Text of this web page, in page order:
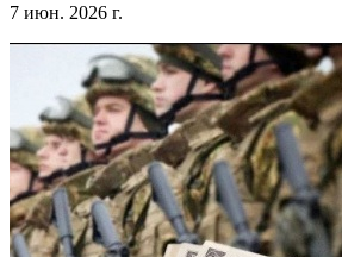
7 июн. 2026 г.